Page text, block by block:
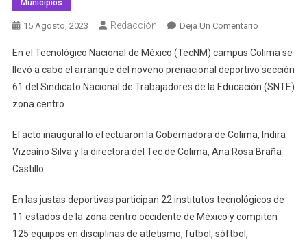
Municipios
15 Agosto, 2023 Redacción Deja Un ComentarioEn
En
El
Tec
El
Prenacional
61
Del
En el Tecnológico Nacional de México (TecNM) campus Colima se
llevó a cabo el arranque del noveno prenacional deportivo sección
61 del Sindicato Nacional de Trabajadores de la Educación (SNTE)
zona centro.
El acto inaugural lo efectuaron la Gobernadora de Colima, Indira
Vizcaíno Silva y la directora del Tec de Colima, Ana Rosa Braña
Castillo.
En las justas deportivas participan 22 institutos tecnológicos de
11 estados de la zona centro occidente de México y compiten
125 equipos en disciplinas de atletismo, futbol, sóftbol,